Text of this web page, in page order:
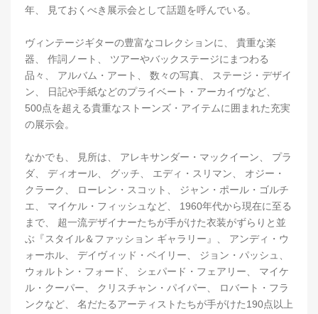
年、 見ておくべき展示会として話題を呼んでいる。
ヴィンテージギターの豊富なコレクションに、 貴重な楽
器、 作詞ノート、 ツアーやバックステージにまつわる
品々、 アルバム・アート、 数々の写真、 ステージ・デザイ
ン、 日記や手紙などのプライベート・アーカイヴなど、
500点を超える貴重なストーンズ・アイテムに囲まれた充実
の展示会。
なかでも、 見所は、 アレキサンダー・マックイーン、 プラ
ダ、 ディオール、 グッチ、 エディ・スリマン、 オジー・
クラーク、 ローレン・スコット、 ジャン・ポール・ゴルチ
エ、 マイケル・フィッシュなど、 1960年代から現在に至る
まで、 超一流デザイナーたちが手がけた衣装がずらりと並
ぶ『スタイル＆ファッション ギャラリー』、 アンディ・ウ
ォーホル、 デイヴィッド・ベイリー、 ジョン・パッシュ、
ウォルトン・フォード、 シェパード・フェアリー、 マイケ
ル・クーパー、 クリスチャン・パイパー、 ロバート・フラ
ンクなど、 名だたるアーティストたちが手がけた190点以上